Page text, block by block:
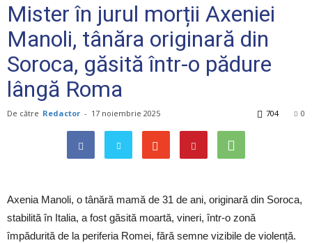
Mister în jurul morții Axeniei
Manoli, tânăra originară din
Soroca, găsită într-o pădure
lângă Roma
De către Redactor - 17 noiembrie 2025 0
704
Axenia Manoli, o tânără mamă de 31 de ani, originară din Soroca,
stabilită în Italia, a fost găsită moartă, vineri, într-o zonă
împădurită de la periferia Romei, fără semne vizibile de violență.